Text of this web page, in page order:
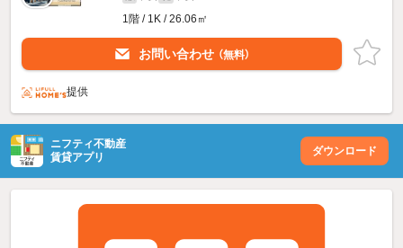
1階 / 1K / 26.06㎡
お問い合わせ （無料）
提供
ニフティ不動産
賃貸アプリ
ダウンロード